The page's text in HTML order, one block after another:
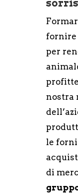
per
nostra
le
di